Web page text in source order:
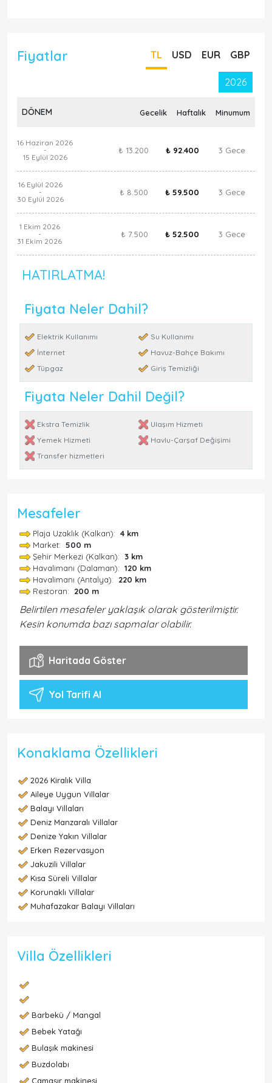
Fiyatlar TL USD EUR GBP
2026
DÖNEM Gecelik Haftalık Minumum
16 Haziran 2026
-
15 Eylül 2026
₺ 13.200 ₺ 92.400 3 Gece
16 Eylül 2026
-
30 Eylül 2026
₺ 8.500 ₺ 59.500 3 Gece
1 Ekim 2026
-
31 Ekim 2026
₺ 7.500 ₺ 52.500 3 Gece
HATIRLATMA!
Fiyata Neler Dahil?
Elektrik Kullanımı
Su Kullanımı
İnternet
Havuz-Bahçe Bakımı
Tüpgaz
Giriş Temizliği
Fiyata Neler Dahil Değil?
Ekstra Temizlik
Ulaşım Hizmeti
Yemek Hizmeti
Havlu-Çarşaf Değişimi
Transfer hizmetleri
Mesafeler
Plaja Uzaklık (Kalkan): 4 km
Market: 500 m
Şehir Merkezi (Kalkan): 3 km
Havalimanı (Dalaman): 120 km
Havalimanı (Antalya): 220 km
Restoran: 200 m
Belirtilen mesafeler yaklaşık olarak gösterilmiştir.
Kesin konumda bazı sapmalar olabilir.
Haritada Göster
Yol Tarifi Al
Konaklama Özellikleri
2026 Kiralık Villa
Aileye Uygun Villalar
Balayı Villaları
Deniz Manzaralı Villalar
Denize Yakın Villalar
Erken Rezervasyon
Jakuzili Villalar
Kısa Süreli Villalar
Korunaklı Villalar
Muhafazakar Balayı Villaları
Villa Özellikleri
Barbekü / Mangal
Bebek Yatağı
Bulaşık makinesi
Buzdolabı
Çamaşır makinesi